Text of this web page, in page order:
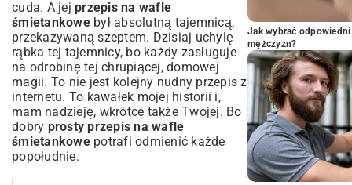
cuda. A jej przepis na wafle
śmietankowebył absolutną tajemnicą,
przekazywaną szeptem. Dzisiaj uchylę
rąbka tej tajemnicy, bo każdy zasługuje
na odrobinę tej chrupiącej, domowej
magii. To nie jest kolejny nudny przepis z
internetu. To kawałek mojej historii i,
mam nadzieję, wkrótce także Twojej. Bo
dobry prosty przepis na wafle
śmietankowepotrafi odmienić każde
popołudnie.
Jak wybrać
mężczyzn?